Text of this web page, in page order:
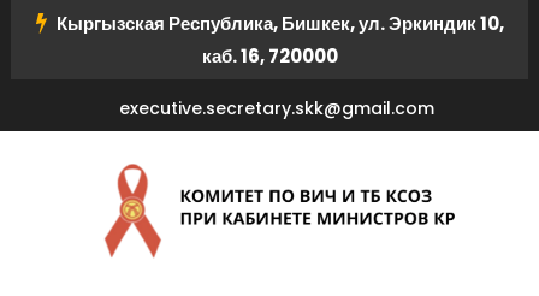
ПерейтиКыргызская Республика, Бишкек, ул. Эркиндик 10,
каб. 16, 720000
executive.secretary.skk@gmail.com